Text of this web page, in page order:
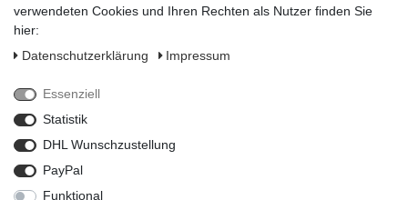
AGB
Zahlungsarten
verwendeten Cookies und Ihren Rechten als Nutzer finden Sie
hier:
Daten­schutz­erklärung
Impressum
Essenziell
Statistik
DHL Wunschzustellung
PayPal
Funktional